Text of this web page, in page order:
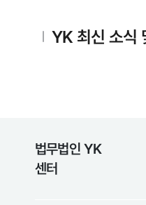
YK 최신 소식
법무법인 YK
센터